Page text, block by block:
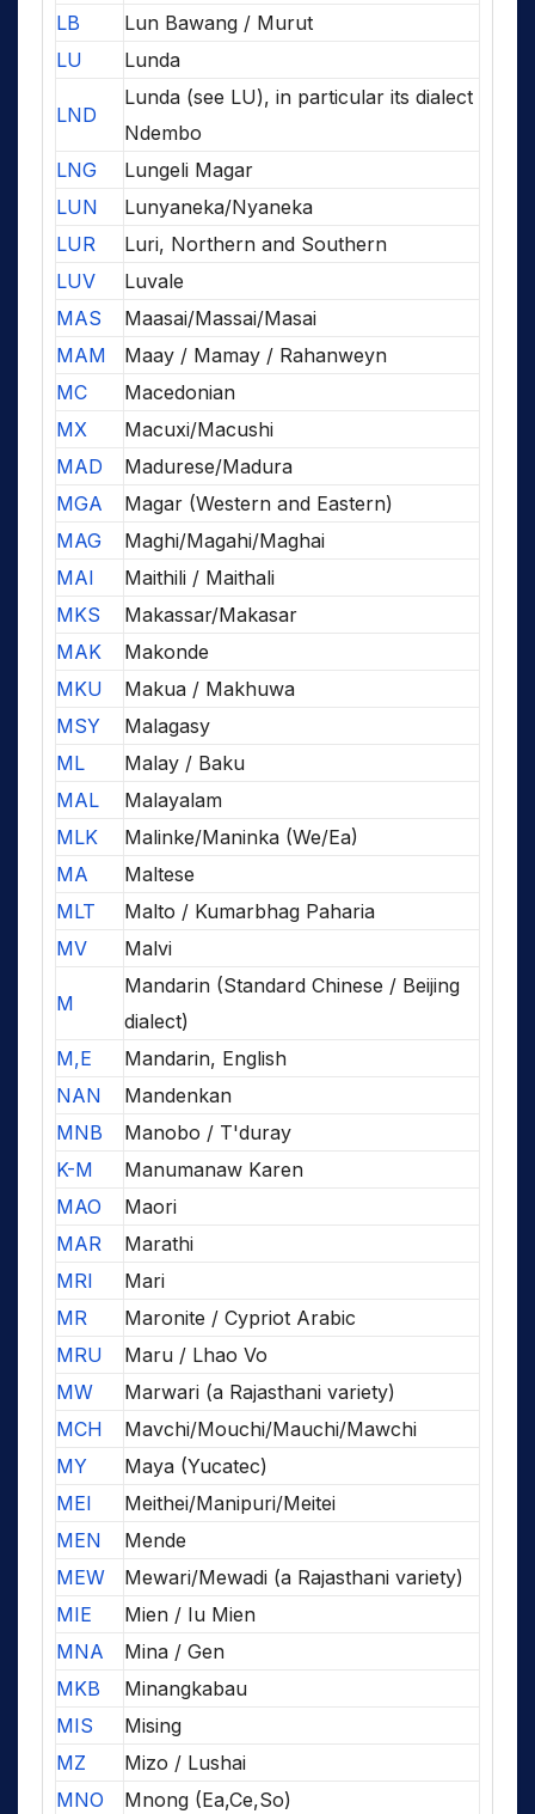
LB
Lun Bawang / Murut
LU
Lunda
LND
Lunda (see LU), in particular its dialect
Ndembo
LNG
Lungeli Magar
LUN
Lunyaneka/Nyaneka
LUR
Luri, Northern and Southern
LUV
Luvale
MAS
Maasai/Massai/Masai
MAM
Maay / Mamay / Rahanweyn
MC
Macedonian
MX
Macuxi/Macushi
MAD
Madurese/Madura
MGA
Magar (Western and Eastern)
MAG
Maghi/Magahi/Maghai
MAI
Maithili / Maithali
MKS
Makassar/Makasar
MAK
Makonde
MKU
Makua / Makhuwa
MSY
Malagasy
ML
Malay / Baku
MAL
Malayalam
MLK
Malinke/Maninka (We/Ea)
MA
Maltese
MLT
Malto / Kumarbhag Paharia
MV
Malvi
M
Mandarin (Standard Chinese / Beijing
dialect)
M,E
Mandarin, English
NAN
Mandenkan
MNB
Manobo / T'duray
K-M
Manumanaw Karen
MAO
Maori
MAR
Marathi
MRI
Mari
MR
Maronite / Cypriot Arabic
MRU
Maru / Lhao Vo
MW
Marwari (a Rajasthani variety)
MCH
Mavchi/Mouchi/Mauchi/Mawchi
MY
Maya (Yucatec)
MEI
Meithei/Manipuri/Meitei
MEN
Mende
MEW
Mewari/Mewadi (a Rajasthani variety)
MIE
Mien / Iu Mien
MNA
Mina / Gen
MKB
Minangkabau
MIS
Mising
MZ
Mizo / Lushai
MNO
Mnong (Ea,Ce,So)